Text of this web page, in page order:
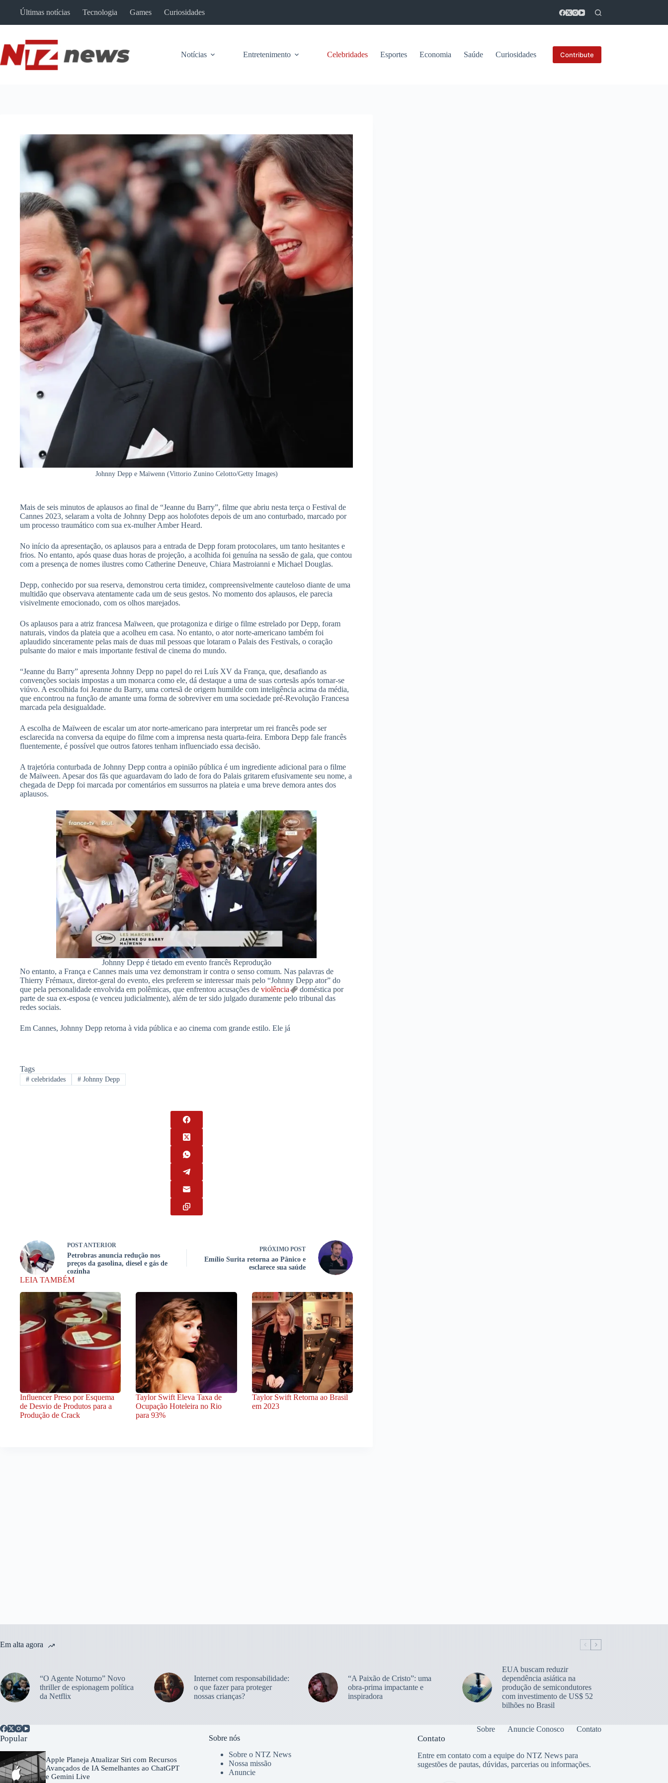
Últimas notícias Tecnologia Games Curiosidades
Notícias Entretenimento Celebridades Esportes Economia Saúde Curiosidades Contribute
Johnny Depp e Maïwenn (Vittorio Zunino Celotto/Getty Images)
Mais de seis minutos de aplausos ao final de “Jeanne du Barry”, filme que abriu nesta terça o Festival de
Cannes 2023, selaram a volta de Johnny Depp aos holofotes depois de um ano conturbado, marcado por
um processo traumático com sua ex-mulher Amber Heard.
No início da apresentação, os aplausos para a entrada de Depp foram protocolares, um tanto hesitantes e
frios. No entanto, após quase duas horas de projeção, a acolhida foi genuína na sessão de gala, que contou
com a presença de nomes ilustres como Catherine Deneuve, Chiara Mastroianni e Michael Douglas.
Depp, conhecido por sua reserva, demonstrou certa timidez, compreensivelmente cauteloso diante de uma
multidão que observava atentamente cada um de seus gestos. No momento dos aplausos, ele parecia
visivelmente emocionado, com os olhos marejados.
Os aplausos para a atriz francesa Maïween, que protagoniza e dirige o filme estrelado por Depp, foram
naturais, vindos da plateia que a acolheu em casa. No entanto, o ator norte-americano também foi
aplaudido sinceramente pelas mais de duas mil pessoas que lotaram o Palais des Festivals, o coração
pulsante do maior e mais importante festival de cinema do mundo.
“Jeanne du Barry” apresenta Johnny Depp no papel do rei Luís XV da França, que, desafiando as
convenções sociais impostas a um monarca como ele, dá destaque a uma de suas cortesãs após tornar-se
viúvo. A escolhida foi Jeanne du Barry, uma cortesã de origem humilde com inteligência acima da média,
que encontrou na função de amante uma forma de sobreviver em uma sociedade pré-Revolução Francesa
marcada pela desigualdade.
A escolha de Maïween de escalar um ator norte-americano para interpretar um rei francês pode ser
esclarecida na conversa da equipe do filme com a imprensa nesta quarta-feira. Embora Depp fale francês
fluentemente, é possível que outros fatores tenham influenciado essa decisão.
A trajetória conturbada de Johnny Depp contra a opinião pública é um ingrediente adicional para o filme
de Maïween. Apesar dos fãs que aguardavam do lado de fora do Palais gritarem efusivamente seu nome, a
chegada de Depp foi marcada por comentários em sussurros na plateia e uma breve demora antes dos
aplausos.
Johnny Depp é tietado em evento francês Reprodução
No entanto, a França e Cannes mais uma vez demonstram ir contra o senso comum. Nas palavras de
Thierry Frémaux, diretor-geral do evento, eles preferem se interessar mais pelo “Johnny Depp ator” do
que pela personalidade envolvida em polêmicas, que enfrentou acusações de violência
doméstica por
parte de sua ex-esposa (e venceu judicialmente), além de ter sido julgado duramente pelo tribunal das
redes sociais.
Em Cannes, Johnny Depp retorna à vida pública e ao cinema com grande estilo. Ele já
Tags
#celebridades #Johnny Depp
POSTANTERIOR
Petrobras anuncia redução nos
preços da gasolina, diesel e gás de
cozinha
PRÓXIMO POST
Emílio Surita retorna ao Pânico e
esclarece sua saúde
LEIA TAMBÉM
Influencer Preso por Esquema
de Desvio de Produtos para a
Produção de Crack
Taylor Swift Eleva Taxa de
Ocupação Hoteleira no Rio
para 93%
Taylor Swift Retorna ao Brasil
em 2023
Em alta agora
“O Agente Noturno” Novo
thriller de espionagem política
da Netflix
Internet com responsabilidade:
o que fazer para proteger
nossas crianças?
“A Paixão de Cristo”: uma
obra-prima impactante e
inspiradora
EUA buscam reduzir
dependência asiática na
produção de semicondutores
com investimento de US$ 52
bilhões no Brasil
Sobre Anuncie Conosco Contato
Popular
Apple Planeja Atualizar Siri com Recursos
Avançados de IA Semelhantes ao ChatGPT
e Gemini Live
Sobre nós
Sobre o NTZ News
Nossa missão
Anuncie
Contato
Entre em contato com a equipe do NTZ News para
sugestões de pautas, dúvidas, parcerias ou informações.